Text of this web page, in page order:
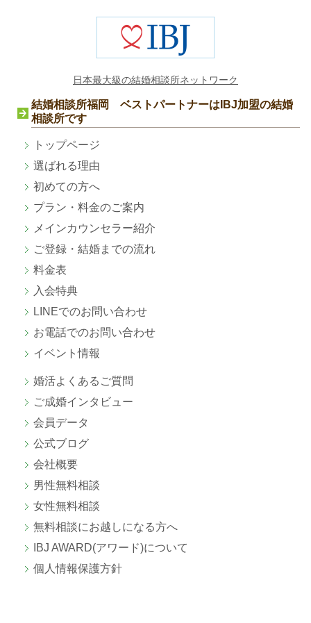
日本最大級の結婚相談所ネットワーク
結婚相談所福岡 ベストパートナーはIBJ加盟の結婚
相談所です
トップページ
選ばれる理由
初めての方へ
プラン・料金のご案内
メインカウンセラー紹介
ご登録・結婚までの流れ
料金表
入会特典
LINEでのお問い合わせ
お電話でのお問い合わせ
イベント情報
婚活よくあるご質問
ご成婚インタビュー
会員データ
公式ブログ
会社概要
男性無料相談
女性無料相談
無料相談にお越しになる方へ
IBJ AWARD(アワード)について
個人情報保護方針